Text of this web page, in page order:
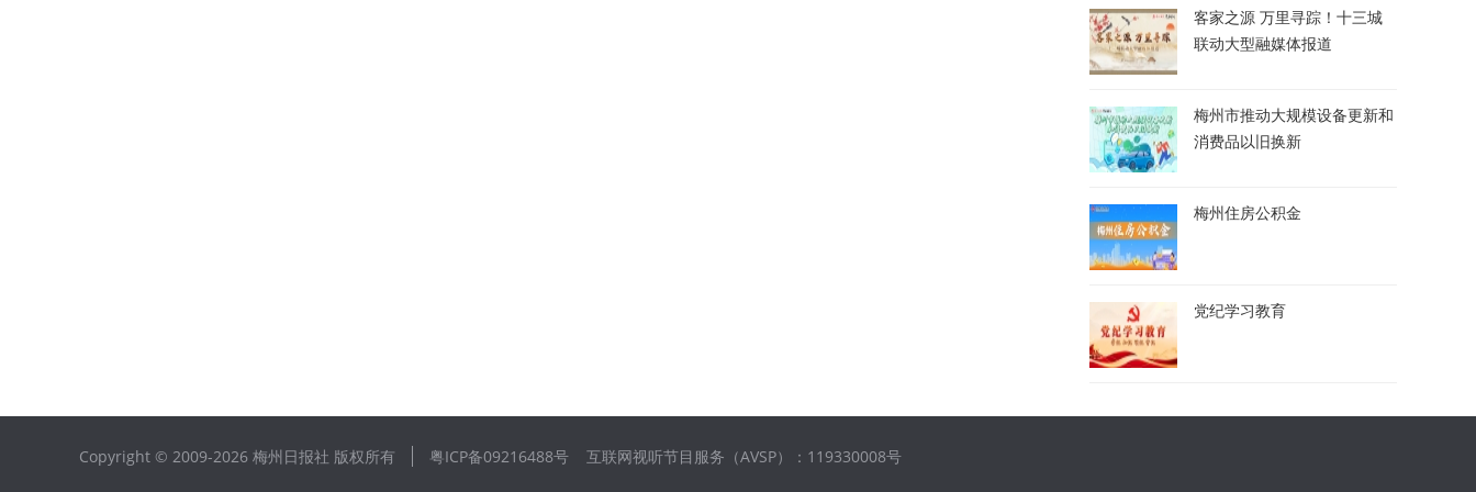
客家之源 万里寻踪！十三城
联动大型融媒体报道
梅州市推动大规模设备更新和
消费品以旧换新
梅州住房公积金
党纪学习教育
Copyright © 2009-2026 梅州日报社 版权所有 粤ICP备09216488号 互联网视听节目服务（AVSP）：119330008号